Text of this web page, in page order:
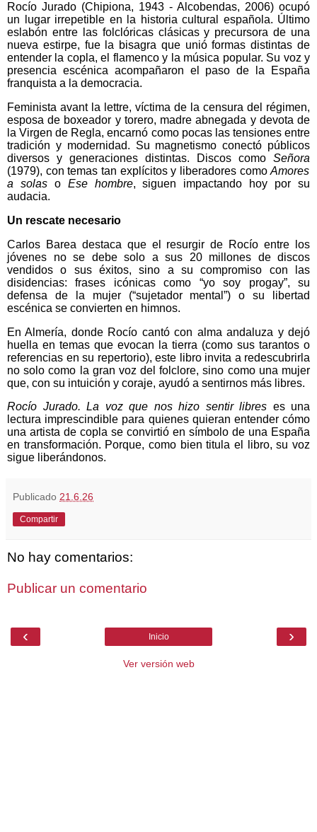
Rocío Jurado (Chipiona, 1943 - Alcobendas, 2006) ocupó
un lugar irrepetible en la historia cultural española. Último
eslabón entre las folclóricas clásicas y precursora de una
nueva estirpe, fue la bisagra que unió formas distintas de
entender la copla, el flamenco y la música popular. Su voz y
presencia escénica acompañaron el paso de la España
franquista a la democracia.
Feminista avant la lettre, víctima de la censura del régimen,
esposa de boxeador y torero, madre abnegada y devota de
la Virgen de Regla, encarnó como pocas las tensiones entre
tradición y modernidad. Su magnetismo conectó públicos
diversos y generaciones distintas. Discos como Señora
(1979), con temas tan explícitos y liberadores comoAmores
a solaso Ese hombre, siguen impactando hoy por su
audacia.
Un rescate necesario
Carlos Barea destaca que el resurgir de Rocío entre los
jóvenes no se debe solo a sus 20 millones de discos
vendidos o sus éxitos, sino a su compromiso con las
disidencias: frases icónicas como “yo soy progay”, su
defensa de la mujer (“sujetador mental”) o su libertad
escénica se convierten en himnos.
En Almería, donde Rocío cantó con alma andaluza y dejó
huella en temas que evocan la tierra (como sus tarantos o
referencias en su repertorio), este libro invita a redescubrirla
no solo como la gran voz del folclore, sino como una mujer
que, con su intuición y coraje, ayudó a sentirnos más libres.
Rocío Jurado. La voz que nos hizo sentir libres es una
lectura imprescindible para quienes quieran entender cómo
una artista de copla se convirtió en símbolo de una España
en transformación. Porque, como bien titula el libro, su voz
sigue liberándonos.
Publicado 21.6.26
Compartir
No hay comentarios:
Publicar un comentario
‹ ›
Inicio
Ver versión web